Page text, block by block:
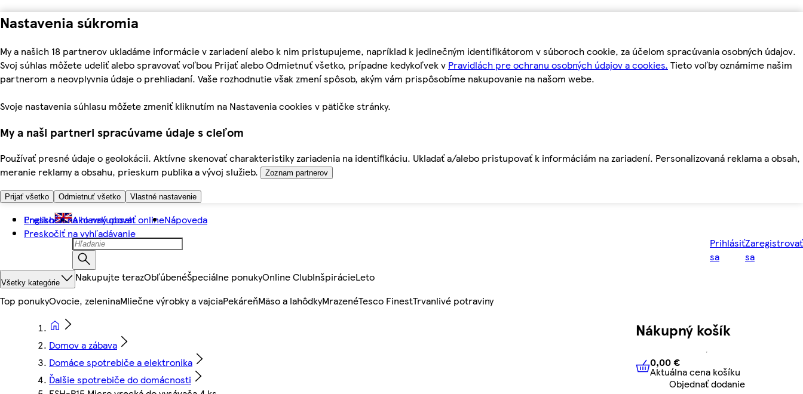
Nastavenia súkromia
My a našich 18 partnerov ukladáme informácie v zariadení alebo k nim pristupujeme, napríklad k jedinečným identifikátorom v súboroch cookie, za účelom spracúvania osobných údajov.
Svoj súhlas môžete udeliť alebo spravovať voľbou Prijať alebo Odmietnuť všetko, prípadne kedykoľvek v Pravidlách pre ochranu osobných údajov a cookies. Tieto voľby oznámime našim
partnerom a neovplyvnia údaje o prehliadaní. Vaše rozhodnutie však zmení spôsob, akým vám prispôsobíme nakupovanie na našom webe.
Svoje nastavenia súhlasu môžete zmeniť kliknutím na Nastavenia cookies v pätičke stránky.
My a naši partneri spracúvame údaje s cieľom
Používať presné údaje o geolokácii. Aktívne skenovať charakteristiky zariadenia na identifikáciu. Ukladať a/alebo pristupovať k informáciám na zariadení. Personalizovaná reklama a obsah,
meranie reklamy a obsahu, prieskum publika a vývoj služieb.
Zoznam partnerov
Prijať všetko Odmietnuť všetko Vlastné nastavenie
Preskočiť na hlavný obsah
Preskočiť na vyhľadávanie
English Ako nakupovať onlineNápoveda
Prihlásiť
sa
Zaregistrovať
sa
Všetky kategórie Nakupujte terazObľúbenéŠpeciálne ponukyOnline ClubInšpirácieLeto
Top ponukyOvocie, zeleninaMliečne výrobky a vajciaPekáreňMäso a lahôdkyMrazenéTesco FinestTrvanlivé potraviny
Domov a zábava
Domáce spotrebiče a elektronika
Ďalšie spotrebiče do domácnosti
Nákupný košík
0,00 € Aktuálna cena košíku
0,00 €
Aktuálna cena košíku
Objednať dodanie